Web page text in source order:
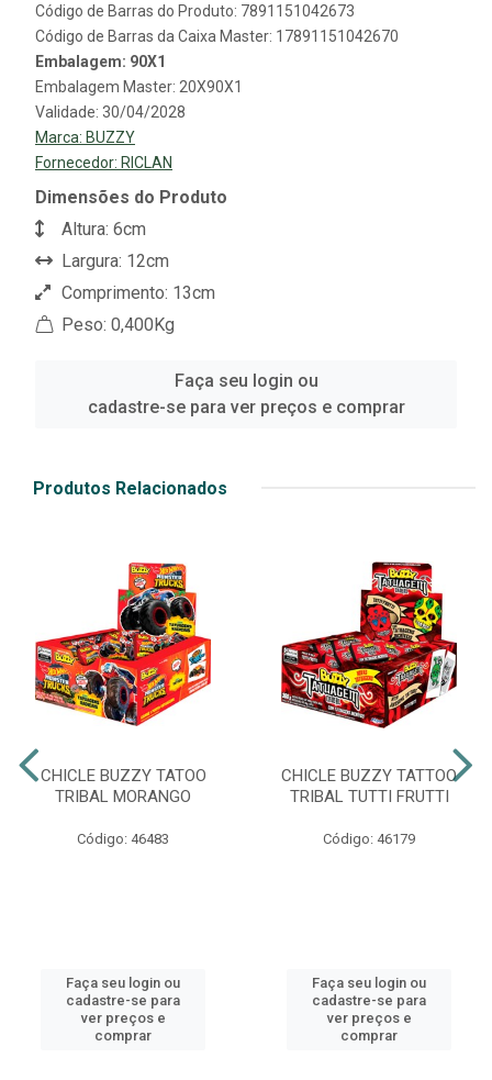
Código de Barras do Produto: 7891151042673
Código de Barras da Caixa Master: 17891151042670
Embalagem: 90X1
Embalagem Master: 20X90X1
Validade: 30/04/2028
Marca: BUZZY
Fornecedor: RICLAN
Dimensões do Produto
Altura: 6cm
Largura: 12cm
Comprimento: 13cm
Peso: 0,400Kg
Faça seu login ou
cadastre-se para ver preços e comprar
Produtos Relacionados
CHICLE BUZZY TATOO
TRIBAL MORANGO
Código: 46483
Faça seu login ou
cadastre-se para
ver preços e
comprar
CHICLE BUZZY TATTOO
TRIBAL TUTTI FRUTTI
Código: 46179
Faça seu login ou
cadastre-se para
ver preços e
comprar